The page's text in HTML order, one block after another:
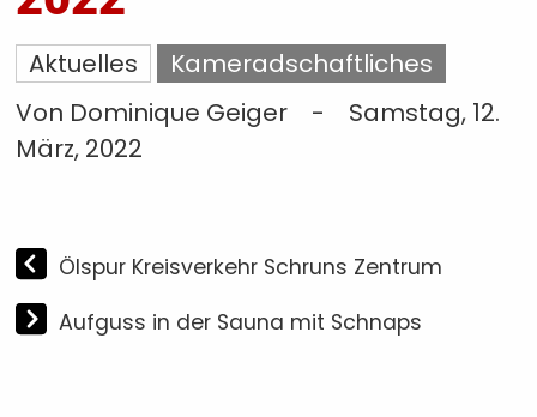
Aktuelles
Kameradschaftliches
Von Dominique Geiger
-
Samstag, 12.
März, 2022
Ölspur Kreisverkehr Schruns Zentrum
Aufguss in der Sauna mit Schnaps